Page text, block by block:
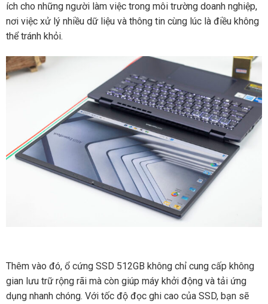
ích cho những người làm việc trong môi trường doanh nghiệp,
nơi việc xử lý nhiều dữ liệu và thông tin cùng lúc là điều không
thể tránh khỏi.
Thêm vào đó, ổ cứng SSD 512GB không chỉ cung cấp không
gian lưu trữ rộng rãi mà còn giúp máy khởi động và tải ứng
dụng nhanh chóng. Với tốc độ đọc ghi cao của SSD, bạn sẽ